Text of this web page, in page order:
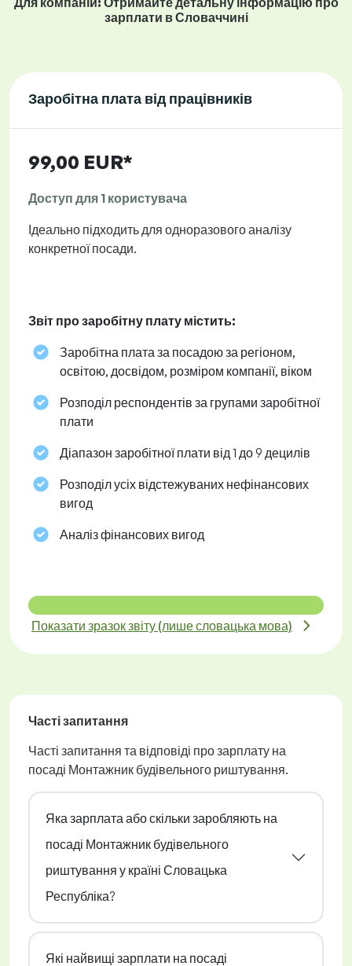
зарплати в Словаччині
Заробітна плата від працівників
99,00 EUR*
Доступ для 1 користувача
Ідеально підходить для одноразового аналізу
конкретної посади.
Звіт про заробітну плату містить:
Заробітна плата за посадою за регіоном,
освітою, досвідом, розміром компанії, віком
Розподіл респондентів за групами заробітної
плати
Діапазон заробітної плати від 1 до 9 децилів
Розподіл усіх відстежуваних нефінансових
вигод
Аналіз фінансових вигод
Показати зразок звіту (лише словацька мова)
Часті запитання
Часті запитання та відповіді про зарплату на
посаді Монтажник будівельного риштування.
Яка зарплата або скільки заробляють на
посаді Монтажник будівельного
риштування у країні Словацька
Республіка?
Які найвищі зарплати на посаді